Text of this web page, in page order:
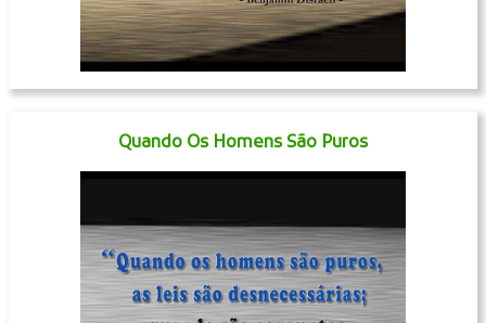
Quando Os Homens São Puros